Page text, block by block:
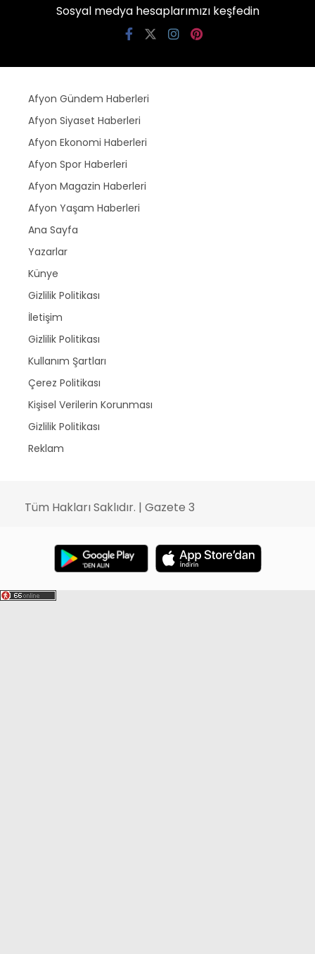
Sosyal medya hesaplarımızı keşfedin
Afyon Gündem Haberleri
Afyon Siyaset Haberleri
Afyon Ekonomi Haberleri
Afyon Spor Haberleri
Afyon Magazin Haberleri
Afyon Yaşam Haberleri
Ana Sayfa
Yazarlar
Künye
Gizlilik Politikası
İletişim
Gizlilik Politikası
Kullanım Şartları
Çerez Politikası
Kişisel Verilerin Korunması
Gizlilik Politikası
Reklam
Tüm Hakları Saklıdır. | Gazete 3